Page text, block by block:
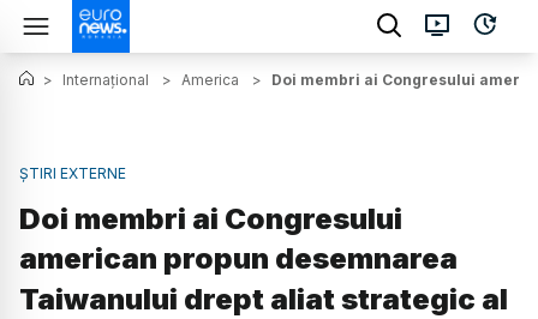
> Internațional > America > Doi membri ai Congresului
ȘTIRI EXTERNE
Doi membri ai Congresului
american propun desemnarea
Taiwanului drept aliat strategic al